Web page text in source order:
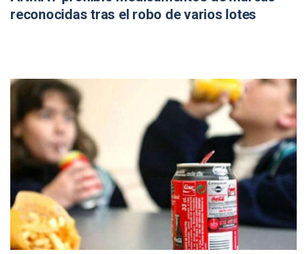
reconocidas tras el robo de varios lotes